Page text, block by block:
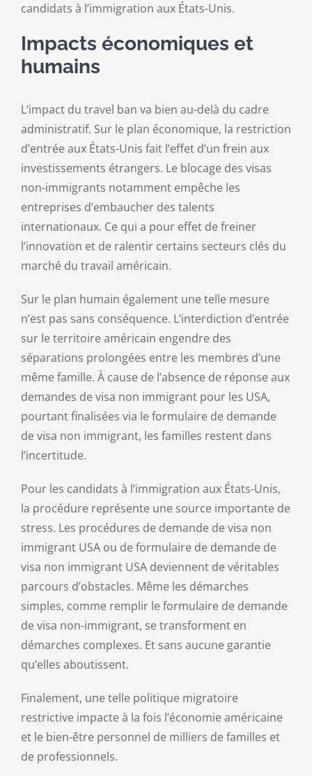
candidats à l’immigration aux États-Unis.
Impacts économiques et
humains
L’impact du travel ban va bien au-delà du cadre
administratif. Sur le plan économique, la restriction
d’entrée aux États-Unis fait l’effet d’un frein aux
investissements étrangers. Le blocage des visas
non-immigrants notamment empêche les
entreprises d’embaucher des talents
internationaux. Ce qui a pour effet de freiner
l’innovation et de ralentir certains secteurs clés du
marché du travail américain.
Sur le plan humain également une telle mesure
n’est pas sans conséquence. L’interdiction d’entrée
sur le territoire américain engendre des
séparations prolongées entre les membres d’une
même famille. À cause de l’absence de réponse aux
demandes de visa non immigrant pour les USA,
pourtant finalisées via le formulaire de demande
de visa non immigrant, les familles restent dans
l’incertitude.
Pour les candidats à l’immigration aux États-Unis,
la procédure représente une source importante de
stress. Les procédures de demande de visa non
immigrant USA ou de formulaire de demande de
visa non immigrant USA deviennent de véritables
parcours d’obstacles. Même les démarches
simples, comme remplir le formulaire de demande
de visa non-immigrant, se transforment en
démarches complexes. Et sans aucune garantie
qu’elles aboutissent.
Finalement, une telle politique migratoire
restrictive impacte à la fois l’économie américaine
et le bien-être personnel de milliers de familles et
de professionnels.